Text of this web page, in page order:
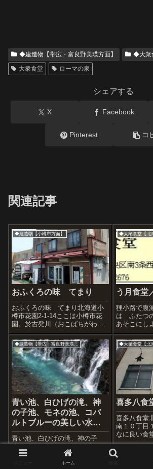
◆建造物【帯広・富良野美瑛方面】
◆大衆
大衆食堂
ローマの泉
シェアする
X Facebook
Pinterest コ
関連記事
◆建造物【小樽市方面】
おふくろの味 てまり
おふくろの味 てまり北海道小
樽市花園2-1-14ここは小樽市花
園。於古発川（おこばちがわ・
妙見川）の上に立つ旧『妙見
（みょうけん）市場』脇の大衆
食堂。昔は妙見市場は川に沿っ
て細長く3棟が続き、100店もの
個人商店で賑わっていた。しか
し201...
◆大衆食堂【北
う月食堂
狸小路で腹
は ふたつ
あそこにし
しよか。そ
堂』さん。
行った時に
堂として開
年。55年前
むね、当時
◆建造物【帯広・富良野美瑛方面】
青い池、白ひげの滝、神
の子池、モネの池、コバ
ルトブルーの美しい水た
ちよ～。
青い池、白ひげの滝、神の子
の美しい水たちよ～。撮影;2020
年11月8日ほか◆「白ひげの滝」
◆大衆食堂【北
喜多八食
喜多八食堂
南１０丁目
なに良い食
でしょうか
にあるので
千という車
なのだけど
ホーム